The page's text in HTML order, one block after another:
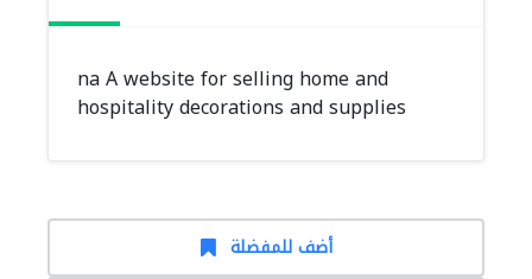
na A website for selling home and
hospitality decorations and supplies
أضف للمفضلة